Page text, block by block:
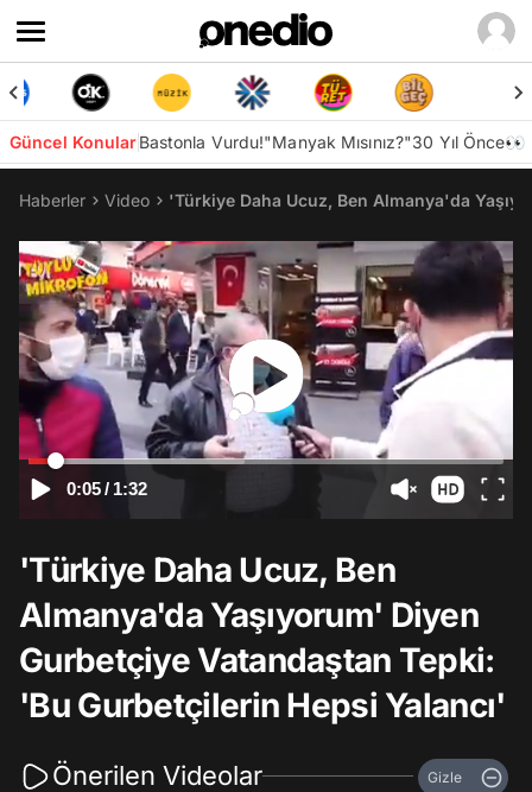
Güncel KonularBastonla Vurdu!"Manyak Mısınız?"30 Yıl Önce👀
Haberler Video 'Türkiye Daha Ucuz, Ben Almanya'da
0:05/ 1:32
'Türkiye Daha Ucuz, Ben
Almanya'da Yaşıyorum' Diyen
Gurbetçiye Vatandaştan Tepki:
'Bu Gurbetçilerin Hepsi Yalancı'
Önerilen Videolar Gizle